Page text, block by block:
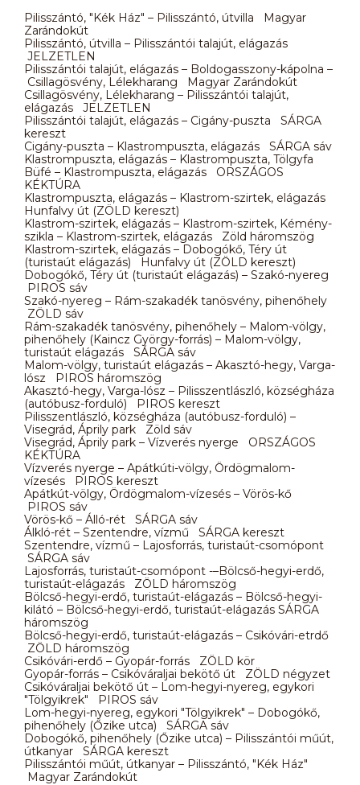
Pilisszántó, "Kék Ház" – Pilisszántó, útvilla Magyar
Zarándokút
Pilisszántó, útvilla – Pilisszántói talajút, elágazás
JELZETLEN
Pilisszántói talajút, elágazás – Boldogasszony-kápolna –
Csillagösvény, Lélekharang Magyar Zarándokút
Csillagösvény, Lélekharang – Pilisszántói talajút,
elágazás JELZETLEN
Pilisszántói talajút, elágazás – Cigány-puszta SÁRGA
kereszt
Cigány-puszta – Klastrompuszta, elágazás SÁRGA sáv
Klastrompuszta, elágazás – Klastrompuszta, Tölgyfa
Büfé – Klastrompuszta, elágazás ORSZÁGOS
KÉKTÚRA
Klastrompuszta, elágazás – Klastrom-szirtek, elágazás
Hunfalvy út (ZÖLD kereszt)
Klastrom-szirtek, elágazás – Klastrom-szirtek, Kémény-
szikla – Klastrom-szirtek, elágazás Zöld háromszög
Klastrom-szirtek, elágazás – Dobogókő, Téry út
(turistaút elágazás) Hunfalvy út (ZÖLD kereszt)
Dobogókő, Téry út (turistaút elágazás) – Szakó-nyereg
PIROS sáv
Szakó-nyereg – Rám-szakadék tanösvény, pihenőhely
ZÖLD sáv
Rám-szakadék tanösvény, pihenőhely – Malom-völgy,
pihenőhely (Kaincz György-forrás) – Malom-völgy,
turistaút elágazás SÁRGA sáv
Malom-völgy, turistaút elágazás – Akasztó-hegy, Varga-
lósz PIROS háromszög
Akasztó-hegy, Varga-lósz – Pilisszentlászló, községháza
(autóbusz-forduló) PIROS kereszt
Pilisszentlászló, községháza (autóbusz-forduló) –
Visegrád, Áprily park Zöld sáv
Visegrád, Áprily park – Vízverés nyerge ORSZÁGOS
KÉKTÚRA
Vízverés nyerge – Apátkúti-völgy, Ördögmalom-
vízesés PIROS kereszt
Apátkút-völgy, Ördögmalom-vízesés – Vörös-kő
PIROS sáv
Vörös-kő – Álló-rét SÁRGA sáv
Álkló-rét – Szentendre, vízmű SÁRGA kereszt
Szentendre, vízmű – Lajosforrás, turistaút-csomópont
SÁRGA sáv
Lajosforrás, turistaút-csomópont -–Bölcső-hegyi-erdő,
turistaút-elágazás ZÖLD háromszög
Bölcső-hegyi-erdő, turistaút-elágazás – Bölcső-hegyi-
kilátó – Bölcső-hegyi-erdő, turistaút-elágazás SÁRGA
háromszög
Bölcső-hegyi-erdő, turistaút-elágazás – Csikóvári-etrdő
ZÖLD háromszög
Csikóvári-erdő – Gyopár-forrás ZÖLD kör
Gyopár-forrás – Csikóváraljai bekötő út ZÖLD négyzet
Csikóváraljai bekötő út – Lom-hegyi-nyereg, egykori
"Tölgyikrek" PIROS sáv
Lom-hegyi-nyereg, egykori "Tölgyikrek" – Dobogókő,
pihenőhely (Őzike utca) SÁRGA sáv
Dobogókő, pihenőhely (Őzike utca) – Pilisszántói műút,
útkanyar SÁRGA kereszt
Pilisszántói műút, útkanyar – Pilisszántó, "Kék Ház"
Magyar Zarándokút